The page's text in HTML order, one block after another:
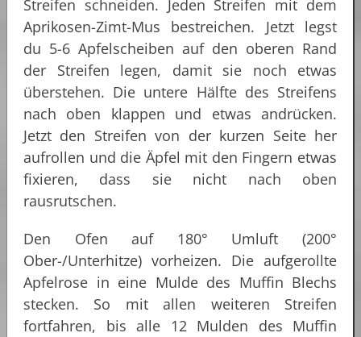
Streifen schneiden. Jeden Streifen mit dem
Aprikosen-Zimt-Mus bestreichen. Jetzt legst
du 5-6 Apfelscheiben auf den oberen Rand
der Streifen legen, damit sie noch etwas
überstehen. Die untere Hälfte des Streifens
nach oben klappen und etwas andrücken.
Jetzt den Streifen von der kurzen Seite her
aufrollen und die Äpfel mit den Fingern etwas
fixieren, dass sie nicht nach oben
rausrutschen.
Den Ofen auf 180° Umluft (200°
Ober-/Unterhitze) vorheizen. Die aufgerollte
Apfelrose in eine Mulde des Muffin Blechs
stecken. So mit allen weiteren Streifen
fortfahren, bis alle 12 Mulden des Muffin